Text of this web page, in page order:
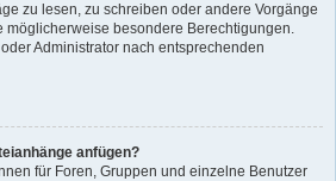
zu lesen, zu schreiben oder andere Vorgänge
möglicherweise besondere Berechtigungen.
Administrator nach entsprechenden
anfügen?
für Foren, Gruppen und einzelne Benutzer